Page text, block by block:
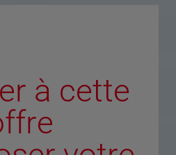
à cette